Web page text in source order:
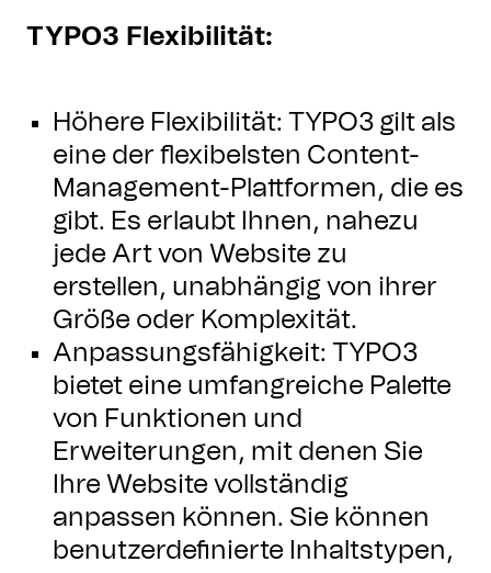
TYPO3 Flexibilität:
Höhere Flexibilität: TYPO3 gilt als
eine der flexibelsten Content-
Management-Plattformen, die es
gibt. Es erlaubt Ihnen, nahezu
jede Art von Website zu
erstellen, unabhängig von ihrer
Größe oder Komplexität.
Anpassungsfähigkeit: TYPO3
bietet eine umfangreiche Palette
von Funktionen und
Erweiterungen, mit denen Sie
Ihre Website vollständig
anpassen können. Sie können
benutzerdefinierte Inhaltstypen,